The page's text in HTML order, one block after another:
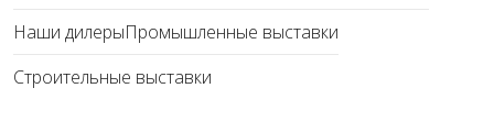
Наши дилерыПромышленные выставки
Строительные выставки